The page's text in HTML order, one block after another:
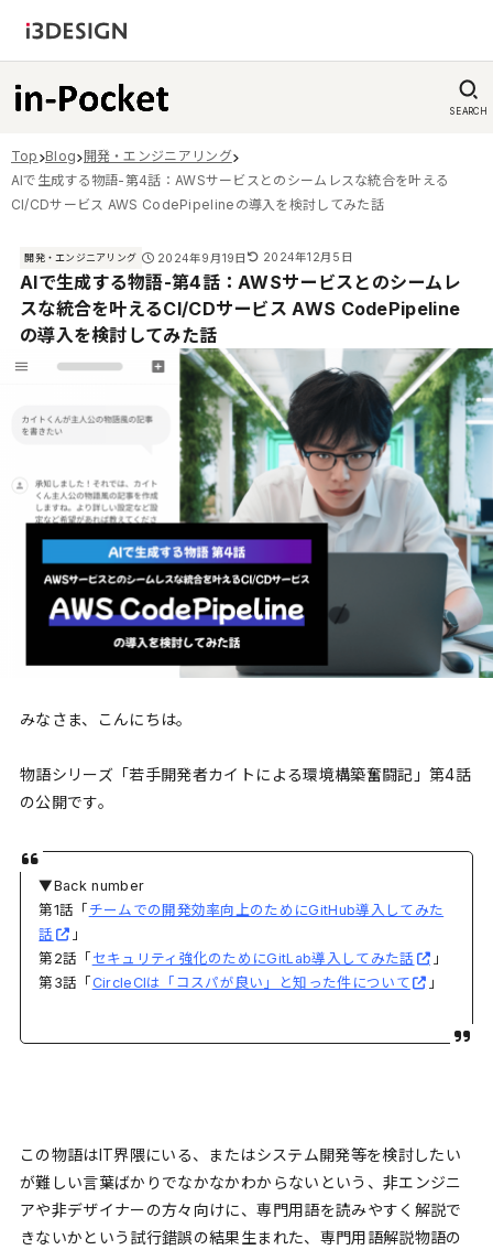
SEARCH
Top Blog
開発・エンジニアリング
AIで生成する物語-第4話：AWSサービスとのシームレスな統合を叶える
CI/CDサービス AWS CodePipelineの導入を検討してみた話
開発・エンジニアリング 2024年9月19日 2024年12月5日
AIで生成する物語-第4話：AWSサービスとのシームレ
スな統合を叶えるCI/CDサービス AWS CodePipeline
の導入を検討してみた話
みなさま、こんにちは。
物語シリーズ「若手開発者カイトによる環境構築奮闘記」第4話
の公開です。
▼Back number
第1話「 チームでの開発効率向上のためにGitHub導入してみた
話
」
第2話「 セキュリティ強化のためにGitLab導入してみた話
」
第3話「CircleCIは「コスパが良い」と知った件について 」
この物語はIT界隈にいる、またはシステム開発等を検討したい
が難しい言葉ばかりでなかなかわからないという、非エンジニ
アや非デザイナーの方々向けに、専門用語を読みやすく解説で
きないかという試行錯誤の結果生まれた、専門用語解説物語の